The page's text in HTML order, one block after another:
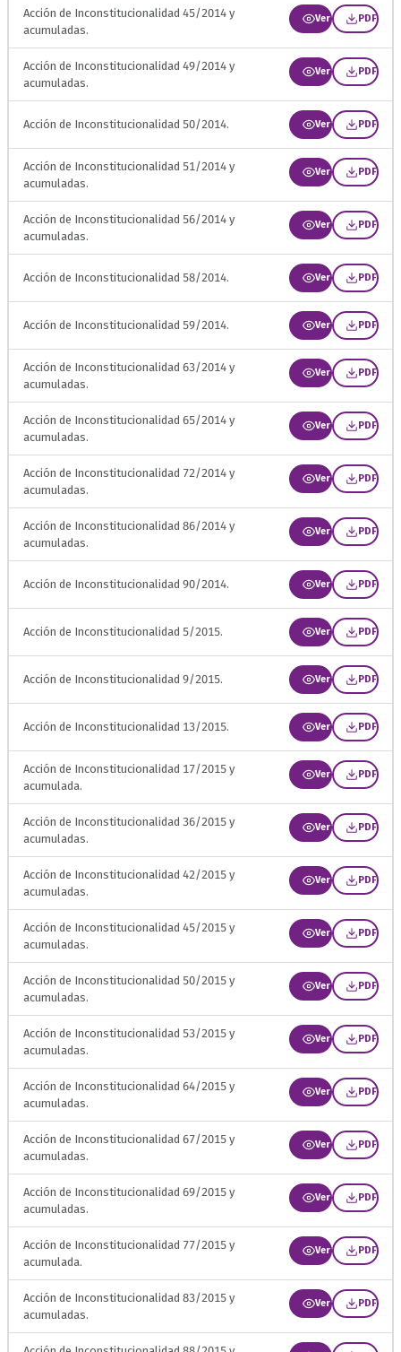
Acción de Inconstitucionalidad 45/2014 y
acumuladas.
Ver PDF
Acción de Inconstitucionalidad 49/2014 y
acumuladas.
Ver PDF
Acción de Inconstitucionalidad 50/2014. Ver PDF
Acción de Inconstitucionalidad 51/2014 y
acumuladas.
Ver PDF
Acción de Inconstitucionalidad 56/2014 y
acumuladas.
Ver PDF
Acción de Inconstitucionalidad 58/2014. Ver PDF
Acción de Inconstitucionalidad 59/2014. Ver PDF
Acción de Inconstitucionalidad 63/2014 y
acumuladas.
Ver PDF
Acción de Inconstitucionalidad 65/2014 y
acumuladas.
Ver PDF
Acción de Inconstitucionalidad 72/2014 y
acumuladas.
Ver PDF
Acción de Inconstitucionalidad 86/2014 y
acumuladas.
Ver PDF
Acción de Inconstitucionalidad 90/2014. Ver PDF
Acción de Inconstitucionalidad 5/2015. Ver PDF
Acción de Inconstitucionalidad 9/2015. Ver PDF
Acción de Inconstitucionalidad 13/2015. Ver PDF
Acción de Inconstitucionalidad 17/2015 y
acumulada.
Ver PDF
Acción de Inconstitucionalidad 36/2015 y
acumuladas.
Ver PDF
Acción de Inconstitucionalidad 42/2015 y
acumuladas.
Ver PDF
Acción de Inconstitucionalidad 45/2015 y
acumuladas.
Ver PDF
Acción de Inconstitucionalidad 50/2015 y
acumuladas.
Ver PDF
Acción de Inconstitucionalidad 53/2015 y
acumuladas.
Ver PDF
Acción de Inconstitucionalidad 64/2015 y
acumuladas.
Ver PDF
Acción de Inconstitucionalidad 67/2015 y
acumuladas.
Ver PDF
Acción de Inconstitucionalidad 69/2015 y
acumuladas.
Ver PDF
Acción de Inconstitucionalidad 77/2015 y
acumulada.
Ver PDF
Acción de Inconstitucionalidad 83/2015 y
acumuladas.
Ver PDF